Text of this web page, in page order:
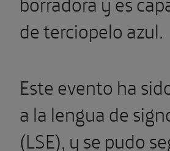
de terciopelo azul.
Este evento ha
a la lengua de
(LSE), y se pudo